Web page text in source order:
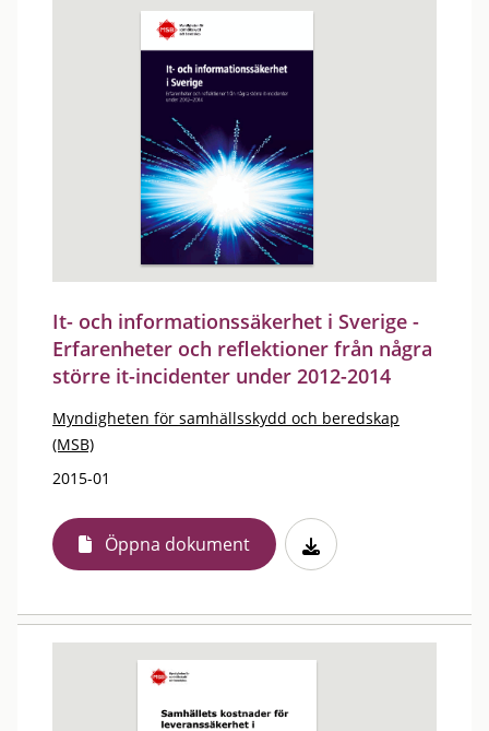
It- och informationssäkerhet i Sverige -
Erfarenheter och reflektioner från några
större it-incidenter under 2012-2014
Myndigheten för samhällsskydd och beredskap
(MSB)
2015-01
Öppna dokument